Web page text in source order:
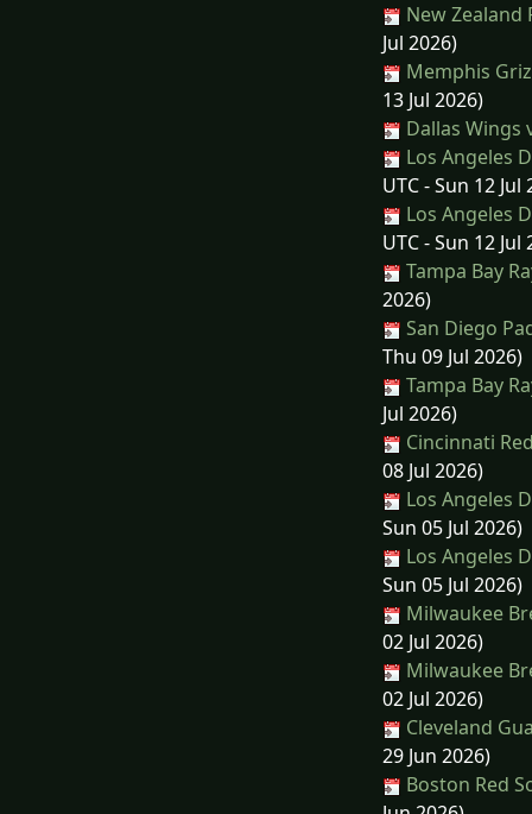
New Zealand
Jul 2026)
Memphis
13 Jul 2026)
Dallas Wings
Los Angeles
UTC - Sun 12 Jul
Los Angeles
UTC - Sun 12 Jul
Tampa Bay
2026)
San Diego
Thu 09 Jul 2026)
Tampa Bay
Jul 2026)
Cincinnati
08 Jul 2026)
Los Angeles
Sun 05 Jul 2026)
Los Angeles
Sun 05 Jul 2026)
Milwaukee
02 Jul 2026)
Milwaukee
02 Jul 2026)
Cleveland
29 Jun 2026)
Boston Red